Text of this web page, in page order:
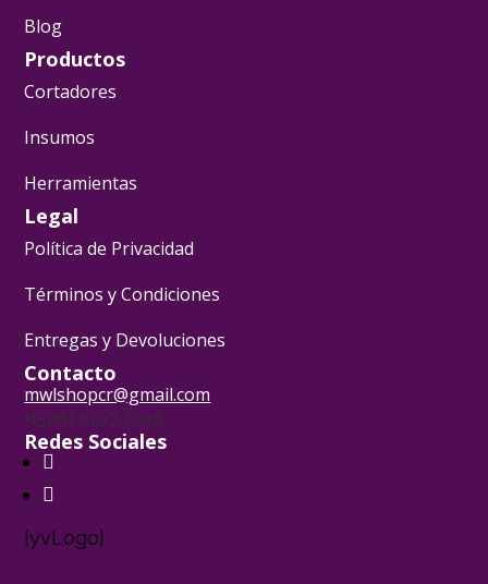
Blog
Productos
Cortadores
Insumos
Herramientas
Legal
Política de Privacidad
Términos y Condiciones
Entregas y Devoluciones
Contacto
mwlshopcr@gmail.com
+(506) 6107 7046
Redes Sociales
[yvLogo]